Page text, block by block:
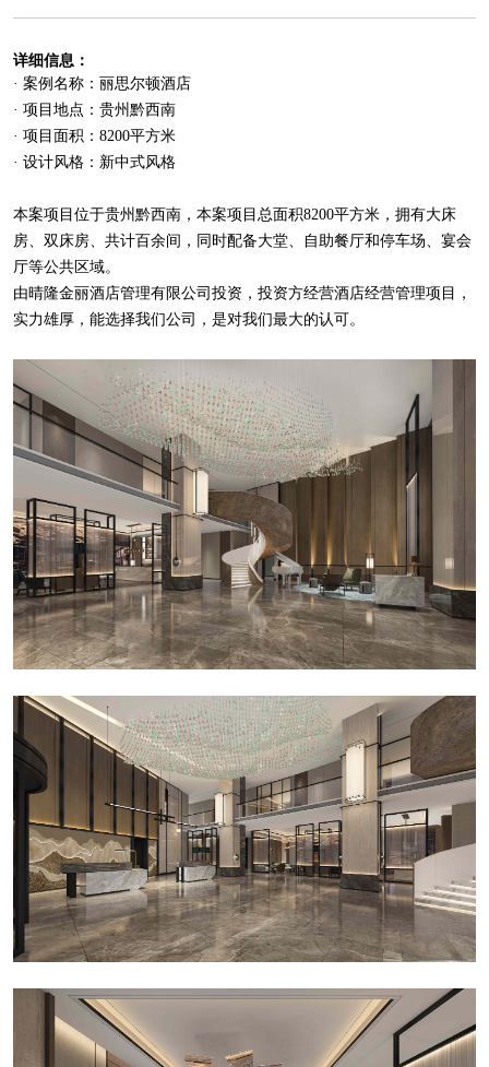
详细信息：
· 案例名称：丽思尔顿酒店
· 项目地点：贵州黔西南
· 项目面积：8200平方米
· 设计风格：新中式风格
本案项目位于贵州黔西南，本案项目总面积8200平方米，拥有大床
房、双床房、共计百余间，同时配备大堂、自助餐厅和停车场、宴会
厅等公共区域。
由晴隆金丽酒店管理有限公司投资，投资方经营酒店经营管理项目，
实力雄厚，能选择我们公司，是对我们最大的认可。